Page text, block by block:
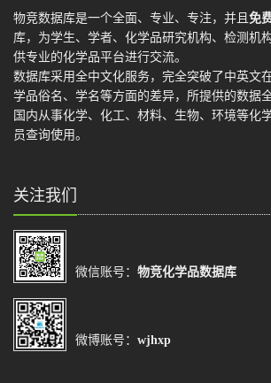
物竞数据库是一个全面、专业、专注，并且 免
库，为学生、学者、化学品研究机构、检测机
供专业的化学品平台进行交流。
数据库采用全中文化服务，完全突破了中英文
学品俗名、学名等方面的差异，所提供的数据
国内从事化学、化工、材料、生物、环境等化
员查询使用。
关注我们
微信账号： 物竞化学品数据库
微博账号： wjhxp